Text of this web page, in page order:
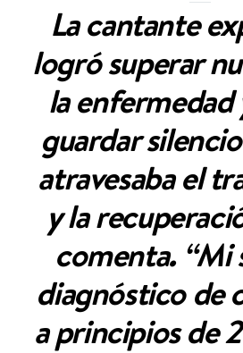
La cantante
logró superar
la
guardar
atravesaba el
y la
comenta. “Mi
diagnóstico de
a principios de